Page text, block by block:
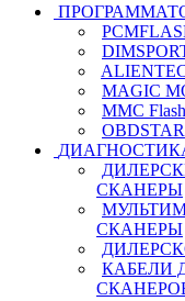
MAGIC
MMC
OBDSTAR
СКАНЕРЫ
СКАНЕРЫ
КАБЕЛИ